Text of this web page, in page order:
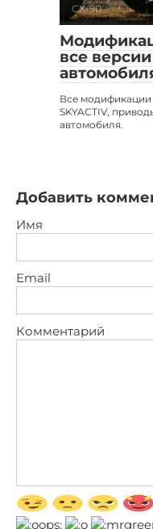
CX-90
все
Все модификации
SKYACTIV,
автомобиля.
Добавить
Имя
Email
Комментарий